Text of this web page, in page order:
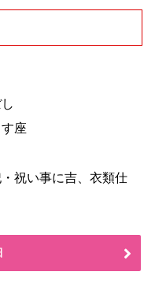
座
祝い事に吉、衣類仕